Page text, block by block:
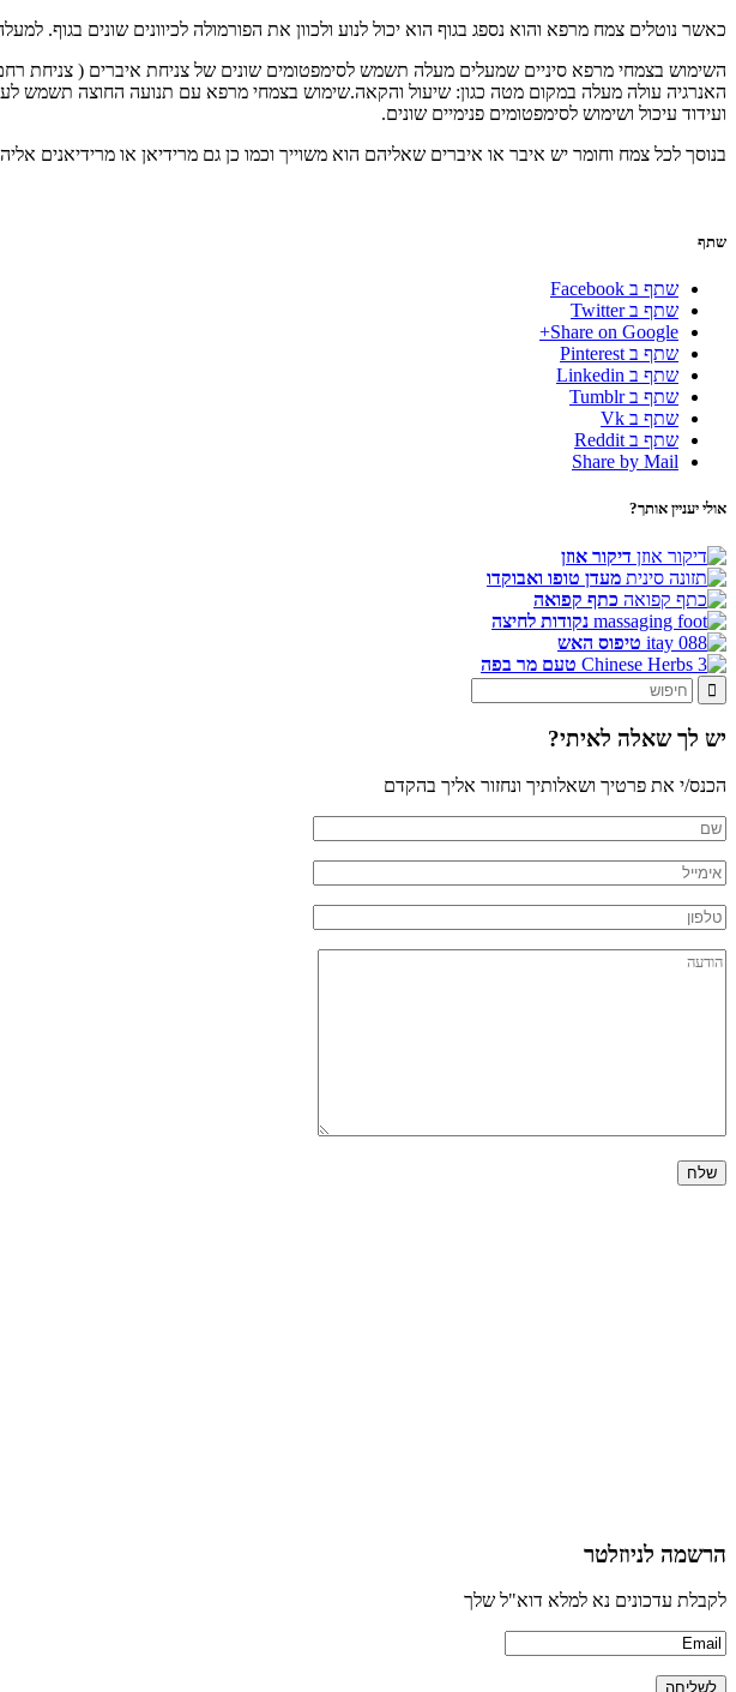
כאשר נוטלים צמח מרפא והוא נספג בגוף הוא יכול לנוע ולכוון את הפורמולה לכיוונים שונים בגוף.
השימוש בצמחי מרפא סיניים שמעלים מעלה תשמש לסימפטומים שונים של צניחת איברים (
האנרגיה עולה מעלה במקום מטה כגון: שיעול והקאה.שימוש בצמחי מרפא עם תנועה החוצה תשמש
ועידוד עיכול ושימוש לסימפטומים פנימיים שונים.
בנוסך לכל צמח וחומר יש איבר או איברים שאליהם הוא משוייך וכמו כן גם מרידיאן או מרידיאנים
שתף
שתף ב Facebook
שתף ב Twitter
Share on Google+
שתף ב Pinterest
שתף ב Linkedin
שתף ב Tumblr
שתף ב Vk
שתף ב Reddit
Share by Mail
אולי יעניין אותך?
דיקור אוזן
מעדן טופו ואבוקדו
כתף קפואה
נקודות לחיצה
טיפוס האש
טעם מר בפה
יש לך שאלה לאיתי?
הכנס/י את פרטיך ושאלותיך ונחזור אליך בהקדם
הרשמה לניוזלטר
לקבלת עדכונים נא למלא דוא"ל שלך